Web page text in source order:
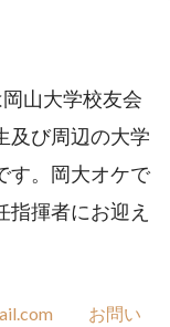
山大学校友会
及び周辺の大学
す。岡大オケで
揮者にお迎え
お問い